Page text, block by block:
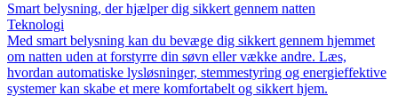
Smart belysning, der hjælper dig sikkert gennem natten
Teknologi
Med smart belysning kan du bevæge dig sikkert gennem hjemmet
om natten uden at forstyrre din søvn eller vække andre. Læs,
hvordan automatiske lysløsninger, stemmestyring og energieffektive
systemer kan skabe et mere komfortabelt og sikkert hjem.